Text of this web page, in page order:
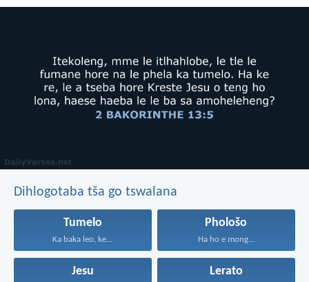
Dihlogotaba tša go tswalana
Tumelo
Ka baka leo, ke...
Phološo
Ha ho e mong...
Jesu Lerato